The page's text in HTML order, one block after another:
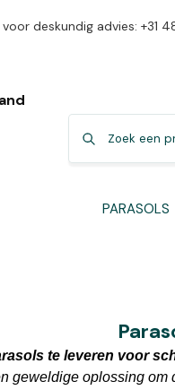
deskundig advies: +31
PARASOLS
te leveren voor
geweldige oplossing om